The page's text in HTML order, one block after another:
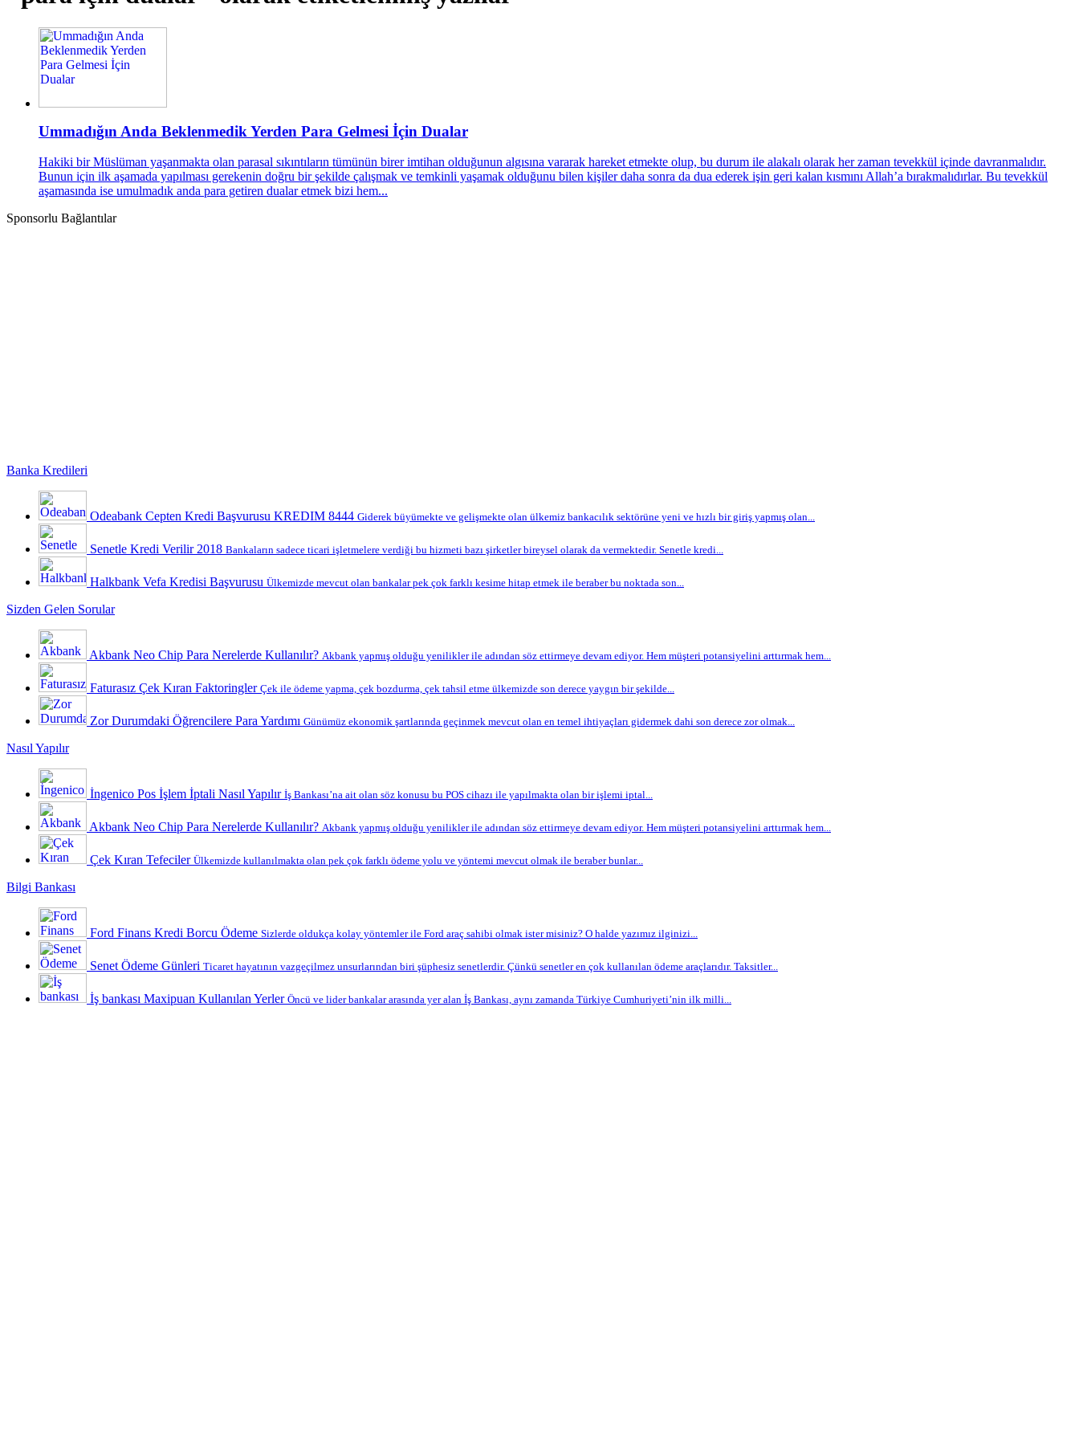
Ummadığın Anda Beklenmedik Yerden Para Gelmesi İçin Dualar
Hakiki bir Müslüman yaşanmakta olan parasal sıkıntıların tümünün birer imtihan olduğunun algısına vararak hareket etmekte olup, bu durum ile alakalı olarak her zaman tevekkül içinde davranmalıdır.
Bunun için ilk aşamada yapılması gerekenin doğru bir şekilde çalışmak ve temkinli yaşamak olduğunu bilen kişiler daha sonra da dua ederek işin geri kalan kısmını Allah’a bırakmalıdırlar. Bu tevekkül
aşamasında ise umulmadık anda para getiren dualar etmek bizi hem...
Sponsorlu Bağlantılar
Banka Kredileri
Odeabank Cepten Kredi Başvurusu KREDIM 8444 Giderek büyümekte ve gelişmekte olan ülkemiz bankacılık sektörüne yeni ve hızlı bir giriş yapmış olan...
Senetle Kredi Verilir 2018 Bankaların sadece ticari işletmelere verdiği bu hizmeti bazı şirketler bireysel olarak da vermektedir. Senetle kredi...
Halkbank Vefa Kredisi Başvurusu Ülkemizde mevcut olan bankalar pek çok farklı kesime hitap etmek ile beraber bu noktada son...
Sizden Gelen Sorular
Akbank Neo Chip Para Nerelerde Kullanılır? Akbank yapmış olduğu yenilikler ile adından söz ettirmeye devam ediyor. Hem müşteri potansiyelini arttırmak hem...
Faturasız Çek Kıran Faktoringler Çek ile ödeme yapma, çek bozdurma, çek tahsil etme ülkemizde son derece yaygın bir şekilde...
Zor Durumdaki Öğrencilere Para Yardımı Günümüz ekonomik şartlarında geçinmek mevcut olan en temel ihtiyaçları gidermek dahi son derece zor olmak...
Nasıl Yapılır
İngenico Pos İşlem İptali Nasıl Yapılır İş Bankası’na ait olan söz konusu bu POS cihazı ile yapılmakta olan bir işlemi iptal...
Akbank Neo Chip Para Nerelerde Kullanılır? Akbank yapmış olduğu yenilikler ile adından söz ettirmeye devam ediyor. Hem müşteri potansiyelini arttırmak hem...
Çek Kıran Tefeciler Ülkemizde kullanılmakta olan pek çok farklı ödeme yolu ve yöntemi mevcut olmak ile beraber bunlar...
Bilgi Bankası
Ford Finans Kredi Borcu Ödeme Sizlerde oldukça kolay yöntemler ile Ford araç sahibi olmak ister misiniz? O halde yazımız ilginizi...
Senet Ödeme Günleri Ticaret hayatının vazgeçilmez unsurlarından biri şüphesiz senetlerdir. Çünkü senetler en çok kullanılan ödeme araçlarıdır. Taksitler...
İş bankası Maxipuan Kullanılan Yerler Öncü ve lider bankalar arasında yer alan İş Bankası, aynı zamanda Türkiye Cumhuriyeti’nin ilk milli...